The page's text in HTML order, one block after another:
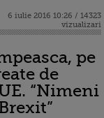
6 iulie 2016 10:26 / 14323
vizualizari
pe
de
“Nimeni